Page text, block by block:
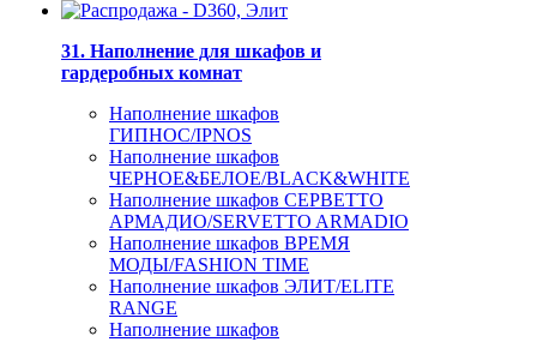
31. Наполнение для шкафов и
гардеробных комнат
Наполнение шкафов
ГИПНОС/IPNOS
Наполнение шкафов
ЧЕРНОЕ&БЕЛОЕ/BLACK&WHITE
Наполнение шкафов СЕРВЕТТО
АРМАДИО/SERVETTO ARMADIO
Наполнение шкафов ВРЕМЯ
МОДЫ/FASHION TIME
Наполнение шкафов ЭЛИТ/ELITE
RANGE
Наполнение шкафов